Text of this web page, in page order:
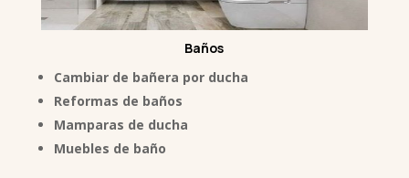
Baños
Cambiar de bañera por ducha
Reformas de baños
Mamparas de ducha
Muebles de baño